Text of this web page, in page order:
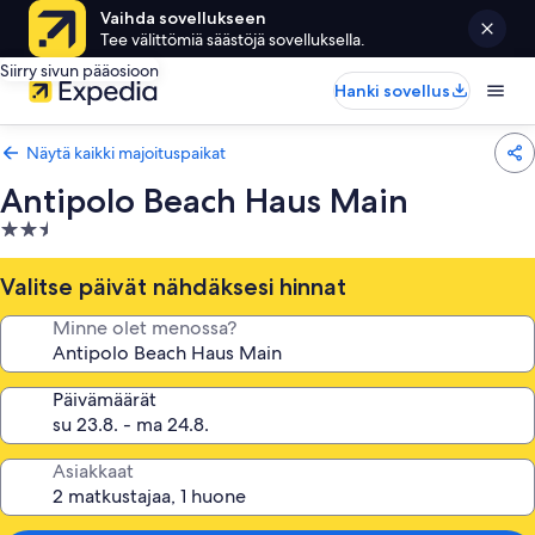
Vaihda sovellukseen
Tee välittömiä säästöjä sovelluksella.
Siirry sivun pääosioon
Hanki sovellus
Näytä kaikki majoituspaikat
Antipolo Beach Haus Main
2.5
tähden
majoituspaikka
Valitse päivät nähdäksesi hinnat
Minne olet menossa?
Päivämäärät
Asiakkaat